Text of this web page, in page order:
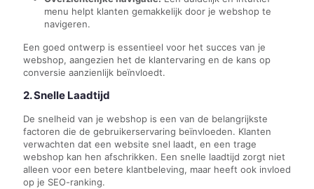
menu helpt klanten gemakkelijk door je webshop te
navigeren.
Een goed ontwerp is essentieel voor het succes van je
webshop, aangezien het de klantervaring en de kans op
conversie aanzienlijk beïnvloedt.
2. Snelle Laadtijd
De snelheid van je webshop is een van de belangrijkste
factoren die de gebruikerservaring beïnvloeden. Klanten
verwachten dat een website snel laadt, en een trage
webshop kan hen afschrikken. Een snelle laadtijd zorgt niet
alleen voor een betere klantbeleving, maar heeft ook invloed
op je SEO-ranking.